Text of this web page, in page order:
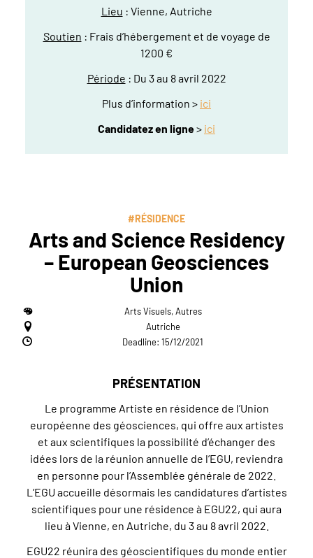
#RÉSIDENCE
Arts and Science Residency
– European Geosciences
Union
Arts Visuels, Autres
Autriche
Deadline: 15/12/2021
PRÉSENTATION
Le programme Artiste en résidence de l’Union
européenne des géosciences, qui offre aux artistes
et aux scientifiques la possibilité d’échanger des
idées lors de la réunion annuelle de l’EGU, reviendra
en personne pour l’Assemblée générale de 2022.
L’EGU accueille désormais les candidatures d’artistes
scientifiques pour une résidence à EGU22, qui aura
lieu à Vienne, en Autriche, du 3 au 8 avril 2022.
EGU22 réunira des géoscientifiques du monde entier
Lieu : Vienne, Autriche
Soutien : Frais d’hébergement et de voyage de
1200 €
Période : Du 3 au 8 avril 2022
Plus d’information > ici
Candidatez en ligne> ici